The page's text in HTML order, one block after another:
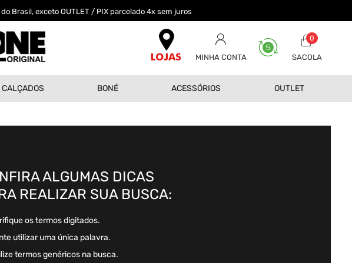
Brasil, exceto OUTLET / PIX parcelado 4x sem juros
MINHA CONTA
0
CALÇADOS BONÉ ACESSÓRIOS OUTLET
ALGUMAS DICAS
REALIZAR SUA BUSCA:
os termos digitados.
utilizar uma única palavra.
termos genéricos na busca.